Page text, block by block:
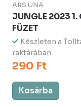
ARS UNA
JUNGLE 2023 1.
FÜZET
Készleten a
raktárában
290 Ft
Kosárba